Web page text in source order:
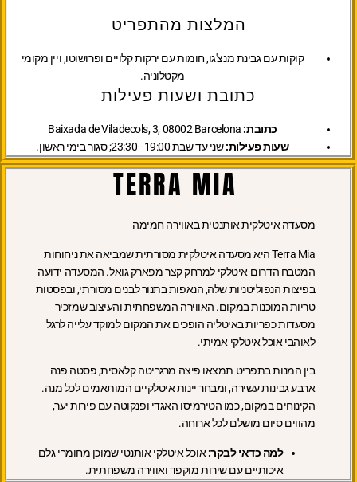
המלצות מהתפריט
קוקות עם גבינת מנצ'גו, חומות עם ירקות קלויים ופרושוטו, ויין מקומי
מקטלוניה.
כתובת ושעות פעילות
כתובת:
שעות פעילות:שני עד שבת 19:00–23:30; סגור בימי ראשון.
TERRA MIA
מסעדה איטלקית אותנטית באווירה חמימה
Terra Mia היא מסעדה איטלקית מסורתית שמביאה את ניחוחות
המטבח הדרום-איטלקי למרחק קצר מפארק גואל. המסעדה ידועה
בפיצות הנפוליטניות שלה, הנאפות בתנור לבנים מסורתי, ובפסטות
טריות המוכנות במקום. האווירה המשפחתית והעיצוב שמזכיר
מסעדות כפריות באיטליה הופכים את המקום למוקד עלייה לרגל
לאוהבי אוכל איטלקי אמיתי.
בין המנות בתפריט תמצאו פיצה מרגריטה קלאסית, פסטה פנה
ארבע גבינות עשירה, ומבחר יינות איטלקיים המותאמים לכל מנה.
הקינוחים במקום, כמו הטירמיסו האגדי ופנקוטה עם פירות יער,
מהווים סיום מושלם לכל ארוחה.
למה כדאי לבקר:אוכל איטלקי אותנטי שמוכן מחומרי גלם
איכותיים עם שירות מוקפד ואווירה משפחתית.